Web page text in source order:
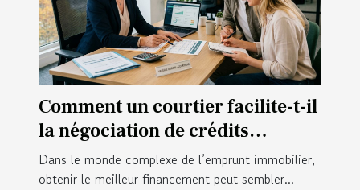
Comment un courtier facilite-t-il
la négociation de crédits
immobiliers ?
Dans le monde complexe de l’emprunt immobilier,
obtenir le meilleur financement peut sembler...